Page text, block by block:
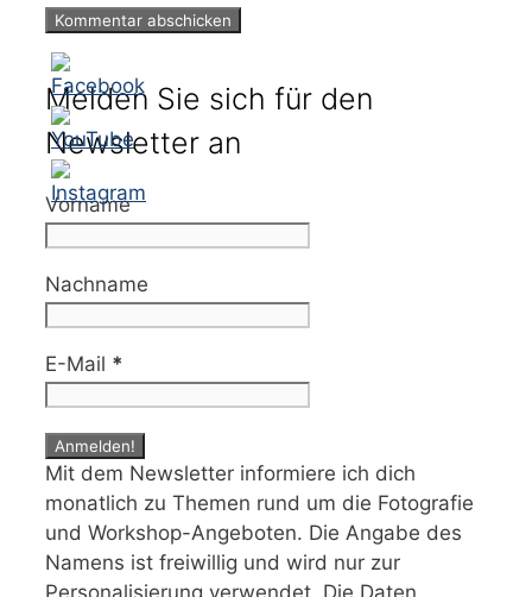
Melden Sie sich für den
Newsletter an
Vorname
Nachname
E-Mail *
Mit dem Newsletter informiere ich dich
monatlich zu Themen rund um die Fotografie
und Workshop-Angeboten. Die Angabe des
Namens ist freiwillig und wird nur zur
Personalisierung verwendet. Die Daten